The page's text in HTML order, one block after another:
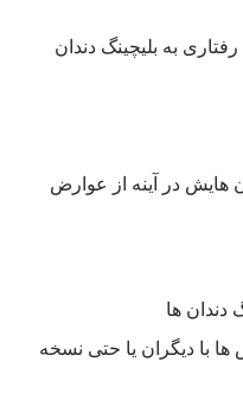
به بلیچینگ دندان
دندان‌ ها
با دیگران یا حتی نسخه‌